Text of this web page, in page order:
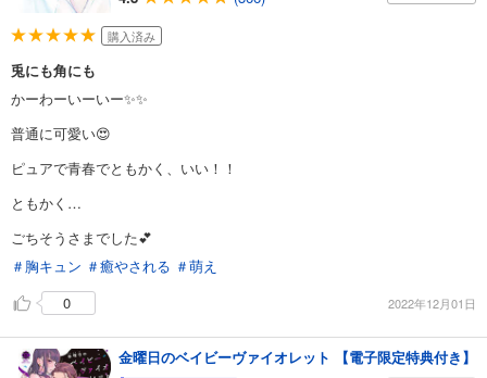
購入済み
兎にも角にも
かーわーいーいー✨✨
普通に可愛い😍
ピュアで青春でともかく、いい！！
ともかく…
ごちそうさまでした💕
＃胸キュン ＃癒やされる ＃萌え
0
2022年12月01日
金曜日のベイビーヴァイオレット 【電子限定特典付き】